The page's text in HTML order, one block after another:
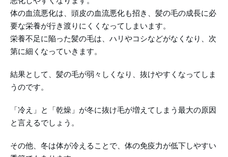
体の血流悪化は、頭皮の血流悪化も招き、髪の毛の成長に必
要な栄養が行き渡りにくくなってしまいます。
栄養不足に陥った髪の毛は、ハリやコシなどがなくなり、次
第に細くなっていきます。
結果として、髪の毛が弱々しくなり、抜けやすくなってしま
うのです。
「冷え」と「乾燥」が冬に抜け毛が増えてしまう最大の原因
と言えるでしょう。
その他、冬は体が冷えることで、体の免疫力が低下しやすい